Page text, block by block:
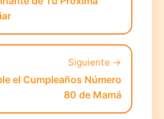
Siguiente →
el Cumpleaños Número
80 de Mamá